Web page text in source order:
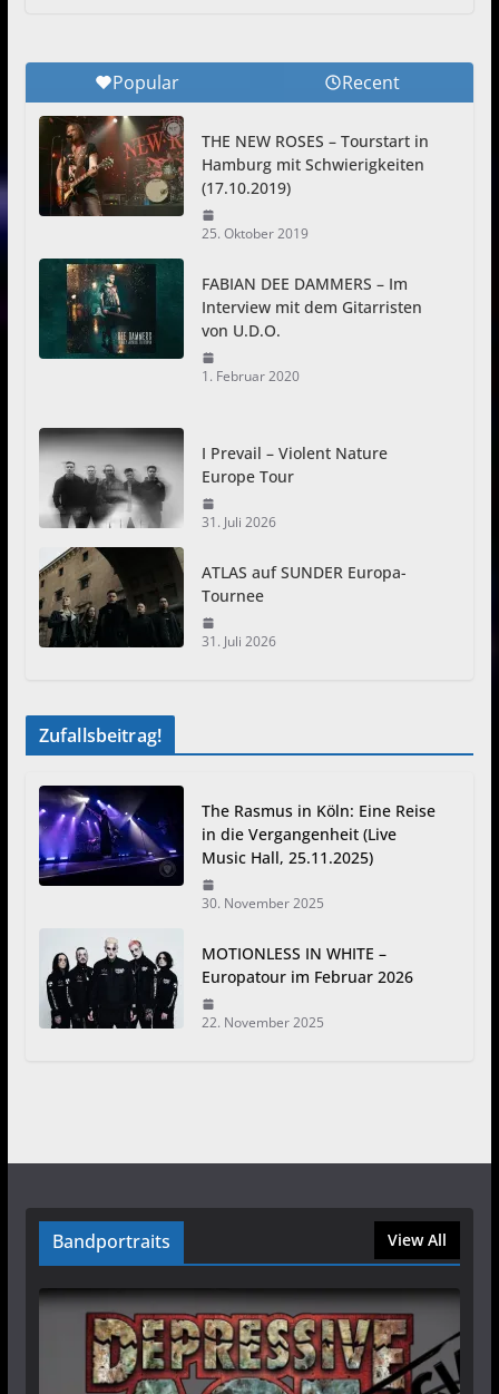
Popular Recent
THE NEW ROSES – Tourstart in
Hamburg mit Schwierigkeiten
(17.10.2019)
25. Oktober 2019
FABIAN DEE DAMMERS – Im
Interview mit dem Gitarristen
von U.D.O.
1. Februar 2020
I Prevail – Violent Nature
Europe Tour
31. Juli 2026
ATLAS auf SUNDER Europa-
Tournee
31. Juli 2026
Zufallsbeitrag!
The Rasmus in Köln: Eine Reise
in die Vergangenheit (Live
Music Hall, 25.11.2025)
30. November 2025
MOTIONLESS IN WHITE –
Europatour im Februar 2026
22. November 2025
Bandportraits View All